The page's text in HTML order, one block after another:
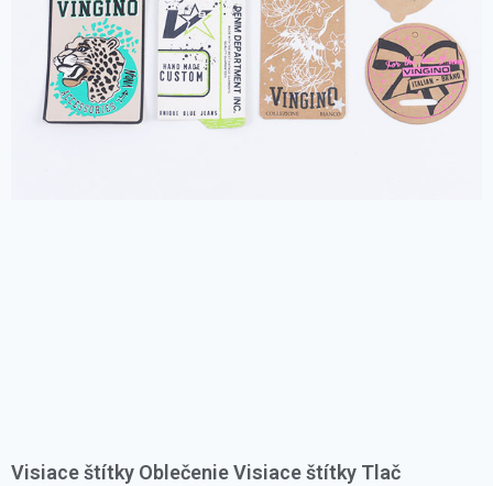
Visiace štítky Oblečenie Visiace štítky Tlač